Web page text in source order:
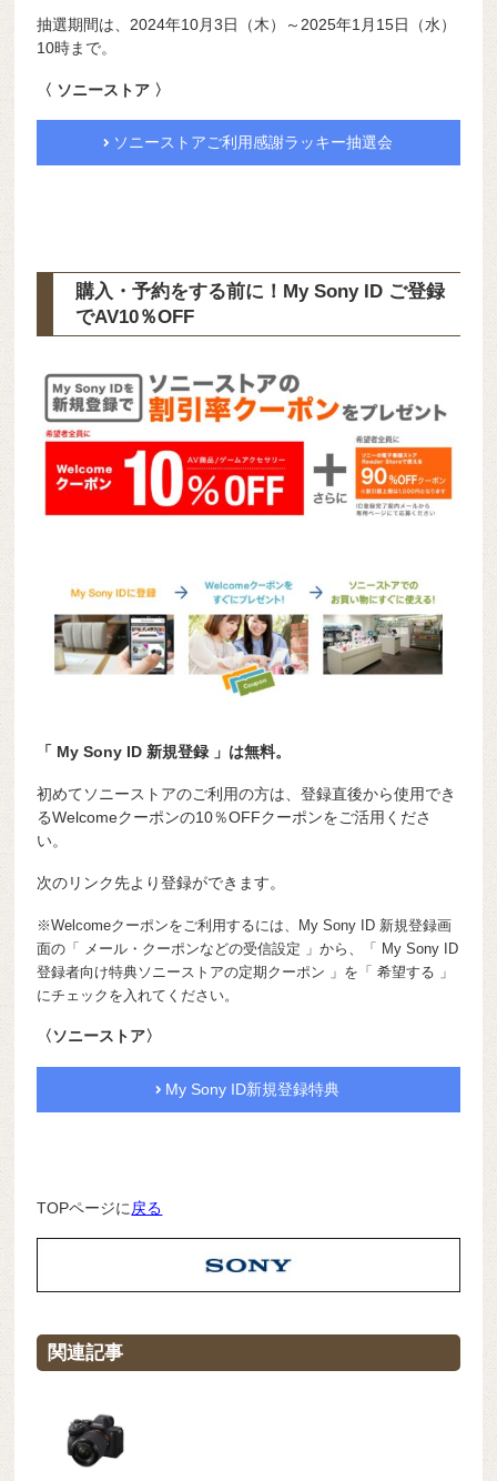
抽選期間は、2024年10月3日（木）～2025年1月15日（水）
10時まで。
〈 ソニーストア 〉
ソニーストアご利用感謝ラッキー抽選会
購入・予約をする前に！My Sony ID ご登録
でAV10％OFF
「 My Sony ID 新規登録 」は無料。
初めてソニーストアのご利用の方は、登録直後から使用でき
るWelcomeクーポンの10％OFFクーポンをご活用くださ
い。
次のリンク先より登録ができます。
※Welcomeクーポンをご利用するには、My Sony ID 新規登録画
面の「 メール・クーポンなどの受信設定 」から、「 My Sony ID
登録者向け特典ソニーストアの定期クーポン 」を「 希望する 」
にチェックを入れてください。
〈ソニーストア〉
My Sony ID新規登録特典
TOPページに 戻る
関連記事